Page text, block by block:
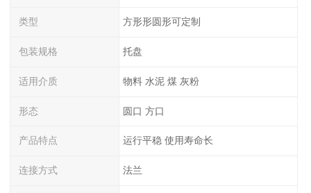
类型 方形形圆形可定制
包装规格 托盘
适用介质 物料 水泥 煤 灰粉
形态 圆口 方口
产品特点 运行平稳 使用寿命长
连接方式 法兰